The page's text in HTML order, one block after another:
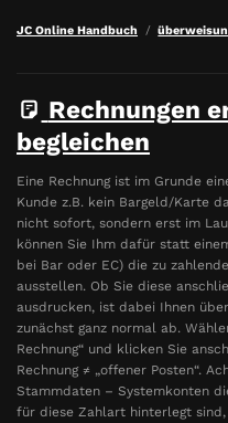
JC Online Handbuch
Rechnungen
begleichen
Eine Rechnung ist im Grunde
Kunde z.B. kein Bargeld/Karte
nicht sofort, sondern erst im
können Sie Ihm dafür statt
bei Bar oder EC) die zu
ausstellen. Ob Sie diese
ausdrucken, ist dabei Ihnen
zunächst ganz normal ab.
Rechnung“ und klicken Sie
Rechnung ≠ „offener Posten“.
Stammdaten – Systemkonten
für diese Zahlart hinterlegt